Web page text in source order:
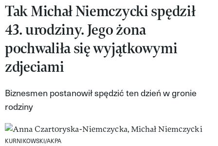
Nasze akcje
VIVA!ART
VIVA!MODA
VIVA!LIFESTYLE
VIVA!MAN
VIVA!PEOPLE POWER
VIVA!ITAKA
Tak Michał Niemczycki spędził
43. urodziny. Jego żona
pochwaliła się wyjątkowymi
zdjeciami
Biznesmen postanowił spędzić ten dzień w gronie
rodziny
KURNIKOWSKI/AKPA